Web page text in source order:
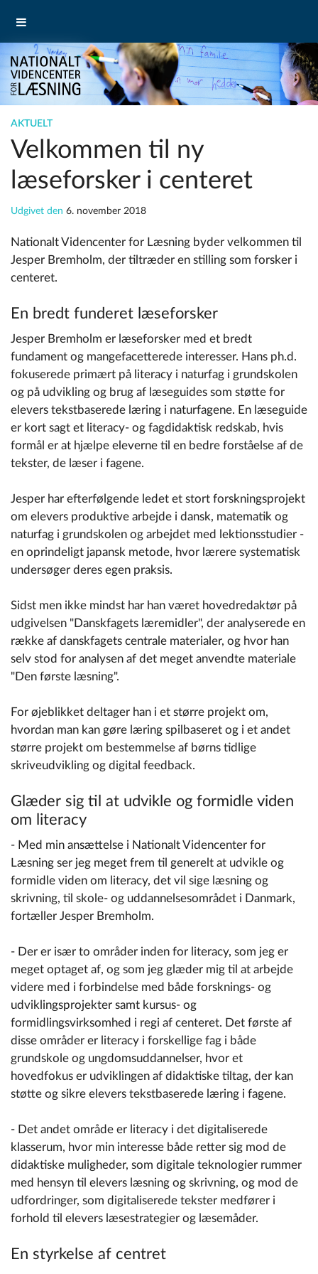
AKTUELT
Velkommen til ny
læseforsker i centeret
Udgivet den 6. november 2018
Nationalt Videncenter for Læsning byder velkommen til
Jesper Bremholm, der tiltræder en stilling som forsker i
centeret.
En bredt funderet læseforsker
Jesper Bremholm er læseforsker med et bredt
fundament og mangefacetterede interesser. Hans ph.d.
fokuserede primært på literacy i naturfag i grundskolen
og på udvikling og brug af læseguides som støtte for
elevers tekstbaserede læring i naturfagene. En læseguide
er kort sagt et literacy- og fagdidaktisk redskab, hvis
formål er at hjælpe eleverne til en bedre forståelse af de
tekster, de læser i fagene.
Jesper har efterfølgende ledet et stort forskningsprojekt
om elevers produktive arbejde i dansk, matematik og
naturfag i grundskolen og arbejdet med lektionsstudier -
en oprindeligt japansk metode, hvor lærere systematisk
undersøger deres egen praksis.
Sidst men ikke mindst har han været hovedredaktør på
udgivelsen "Danskfagets læremidler", der analyserede en
række af danskfagets centrale materialer, og hvor han
selv stod for analysen af det meget anvendte materiale
"Den første læsning".
For øjeblikket deltager han i et større projekt om,
hvordan man kan gøre læring spilbaseret og i et andet
større projekt om bestemmelse af børns tidlige
skriveudvikling og digital feedback.
Glæder sig til at udvikle og formidle viden
om literacy
- Med min ansættelse i Nationalt Videncenter for
Læsning ser jeg meget frem til generelt at udvikle og
formidle viden om literacy, det vil sige læsning og
skrivning, til skole- og uddannelsesområdet i Danmark,
fortæller Jesper Bremholm.
- Der er især to områder inden for literacy, som jeg er
meget optaget af, og som jeg glæder mig til at arbejde
videre med i forbindelse med både forsknings- og
udviklingsprojekter samt kursus- og
formidlingsvirksomhed i regi af centeret. Det første af
disse områder er literacy i forskellige fag i både
grundskole og ungdomsuddannelser, hvor et
hovedfokus er udviklingen af didaktiske tiltag, der kan
støtte og sikre elevers tekstbaserede læring i fagene.
- Det andet område er literacy i det digitaliserede
klasserum, hvor min interesse både retter sig mod de
didaktiske muligheder, som digitale teknologier rummer
med hensyn til elevers læsning og skrivning, og mod de
udfordringer, som digitaliserede tekster medfører i
forhold til elevers læsestrategier og læsemåder.
En styrkelse af centret